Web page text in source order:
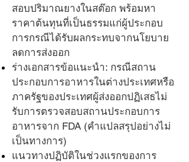
สอบปริมาณยางในสต๊อก พร้อมหา
ราคาต้นทุนที่เป็นธรรมแก่ผู้ประกอบ
การกรณีได้รับผลกระทบจากนโยบาย
ลดการส่งออก
ร่างเอกสารข้อแนะนำ: กรณีสถาน
ประกอบการอาหารในต่างประเทศหรือ
ภาครัฐของประเทศผู้ส่งออกปฏิเสธไม่
รับการตรวจสอบสถานประกอบการ
อาหารจาก FDA (คำแปลสรุปอย่างไม่
เป็นทางการ)
แนวทางปฏิบัติในช่วงแรกของการ